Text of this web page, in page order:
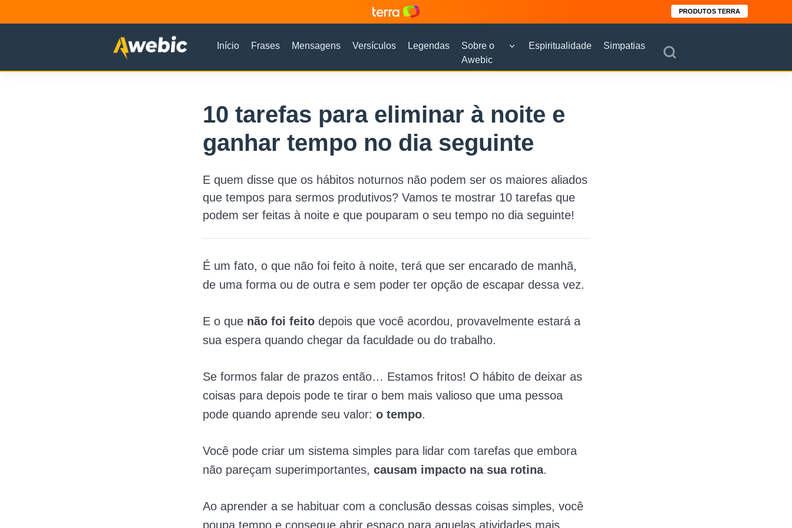
PRODUTOS TERRA
Início Frases Mensagens Versículos Legendas
Sobre o
Awebic
Espiritualidade Simpatias
10 tarefas para eliminar à noite e
ganhar tempo no dia seguinte
E quem disse que os hábitos noturnos não podem ser os maiores aliados
que tempos para sermos produtivos? Vamos te mostrar 10 tarefas que
podem ser feitas à noite e que pouparam o seu tempo no dia seguinte!
É um fato, o que não foi feito à noite, terá que ser encarado de manhã,
de uma forma ou de outra e sem poder ter opção de escapar dessa vez.
E o que não foi feito depois que você acordou, provavelmente estará a
sua espera quando chegar da faculdade ou do trabalho.
Se formos falar de prazos então… Estamos fritos! O hábito de deixar as
coisas para depois pode te tirar o bem mais valioso que uma pessoa
pode quando aprende seu valor: o tempo.
Você pode criar um sistema simples para lidar com tarefas que embora
não pareçam superimportantes, causam impacto na sua rotina.
Ao aprender a se habituar com a conclusão dessas coisas simples, você
poupa tempo e consegue abrir espaço para aquelas atividades mais